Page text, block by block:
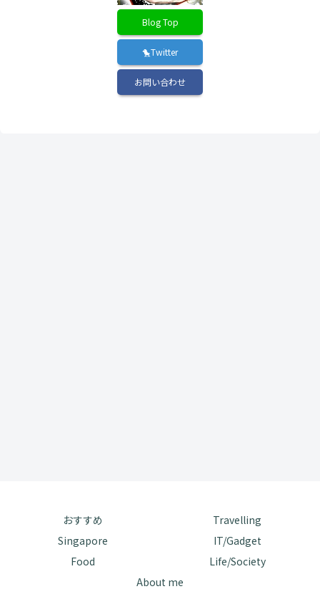
Blog Top
🐤Twitter
お問い合わせ
おすすめ
Travelling
Singapore
IT/Gadget
Food
Life/Society
About me